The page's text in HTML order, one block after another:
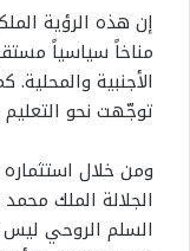
إن هذه الرؤية
مناخاً سياسياً
الأجنبية
توجّهت نحو التعليم
ومن خلال
الجلالة الملك
السلم الروحي ليس